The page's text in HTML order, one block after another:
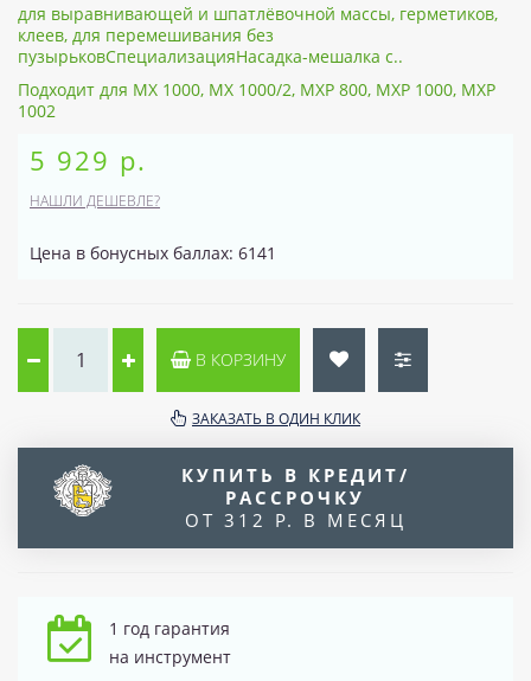
для выравнивающей и шпатлёвочной массы, герметиков,
клеев, для перемешивания без
пузырьковСпециализацияНасадка-мешалка с..
Подходит для MX 1000, MX 1000/2, MXP 800, MXP 1000, MXP
1002
5 929 р.
НАШЛИ ДЕШЕВЛЕ?
Цена в бонусных баллах: 6141
В КОРЗИНУ
ЗАКАЗАТЬ В ОДИН КЛИК
КУПИТЬ В КРЕДИТ/
РАССРОЧКУ
ОТ 312 Р. В МЕСЯЦ
1 год гарантия
на инструмент